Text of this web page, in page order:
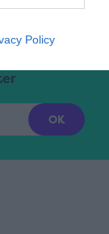
Policy